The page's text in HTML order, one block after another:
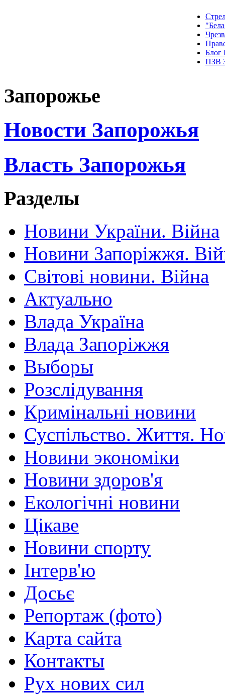
Блог
ПЗВ
Запорожье
Новости Запорожья
Власть Запорожья
Разделы
Новини України. Війна
Новини Запоріжжя.
Світові новини. Війна
Актуально
Влада Україна
Влада Запоріжжя
Выборы
Розслідування
Кримінальні новини
Суспільство. Життя.
Новини экономіки
Новини здоров'я
Екологічні новини
Цікаве
Новини спорту
Інтерв'ю
Досьє
Репортаж (фото)
Карта сайта
Контакты
Рух нових сил